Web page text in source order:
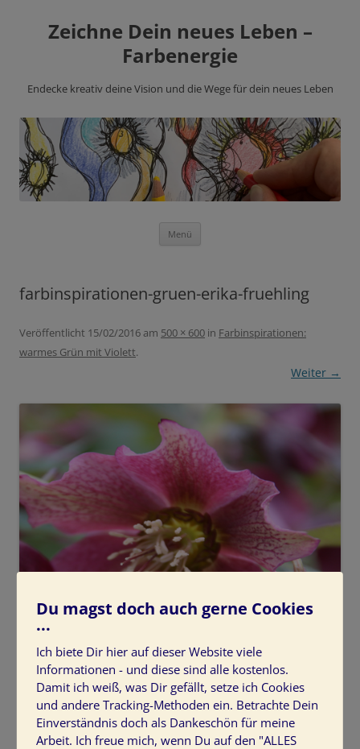
Zeichne Dein neues Leben –
Farbenergie
Endecke kreativ deine Vision und die Wege für dein neues Leben
Menü
farbinspirationen-gruen-erika-fruehling
Veröffentlicht 15/02/2016am 500 × 600 in Farbinspirationen:
warmes Grün mit Violett.
Weiter →
Du magst doch auch gerne Cookies
...
Ich biete Dir hier auf dieser Website viele
Informationen - und diese sind alle kostenlos.
Damit ich weiß, was Dir gefällt, setze ich Cookies
und andere Tracking-Methoden ein. Betrachte Dein
Einverständnis doch als Dankeschön für meine
Arbeit. Ich freue mich, wenn Du auf den "ALLES